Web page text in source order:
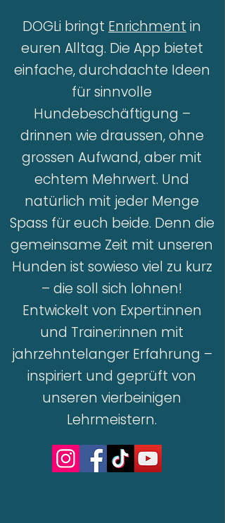
DOGLi bringt Enrichment in
euren Alltag. Die App bietet
einfache, durchdachte Ideen
für sinnvolle
Hundebeschäftigung –
drinnen wie draussen, ohne
grossen Aufwand, aber mit
echtem Mehrwert. Und
natürlich mit jeder Menge
Spass für euch beide. Denn die
gemeinsame Zeit mit unseren
Hunden ist sowieso viel zu kurz
– die soll sich lohnen!
​Entwickelt von Expert:innen
und Trainer:innen mit
jahrzehntelanger Erfahrung –
inspiriert und geprüft von
unseren vierbeinigen
Lehrmeistern.